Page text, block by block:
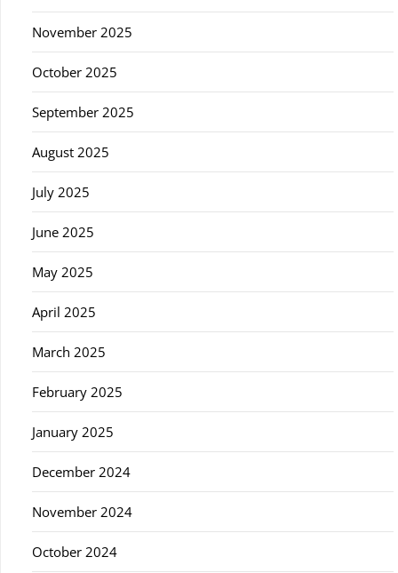
November 2025
October 2025
September 2025
August 2025
July 2025
June 2025
May 2025
April 2025
March 2025
February 2025
January 2025
December 2024
November 2024
October 2024